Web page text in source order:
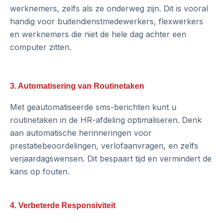
werknemers, zelfs als ze onderweg zijn. Dit is vooral
handig voor buitendienstmedewerkers, flexwerkers
en werknemers die niet de hele dag achter een
computer zitten.
3. Automatisering van Routinetaken
Met geautomatiseerde sms-berichten kunt u
routinetaken in de HR-afdeling optimaliseren. Denk
aan automatische herinneringen voor
prestatiebeoordelingen, verlofaanvragen, en zelfs
verjaardagswensen. Dit bespaart tijd en vermindert de
kans op fouten.
4. Verbeterde Responsiviteit